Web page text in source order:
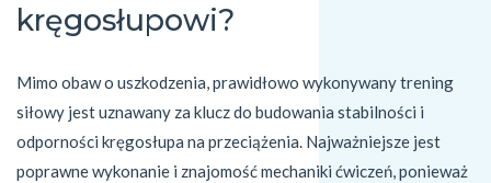
kręgosłupowi?
Mimo obaw o uszkodzenia, prawidłowo wykonywany trening
siłowy jest uznawany za klucz do budowania stabilności i
odporności kręgosłupa na przeciążenia. Najważniejsze jest
poprawne wykonanie i znajomość mechaniki ćwiczeń, ponieważ